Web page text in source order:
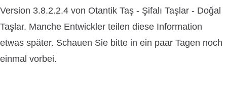
Version 3.8.2.2.4 von Otantik Taş - Şifalı Taşlar - Doğal
Taşlar. Manche Entwickler teilen diese Information
etwas später. Schauen Sie bitte in ein paar Tagen noch
einmal vorbei.